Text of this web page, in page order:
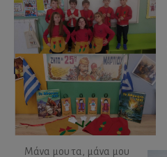
Μάνα μου τα, μάνα μου